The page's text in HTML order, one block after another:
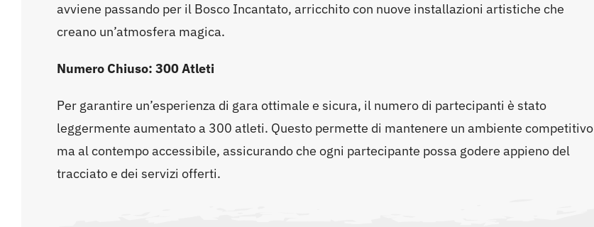
avviene passando per il Bosco Incantato, arricchito con nuove installazioni artistiche che
creano un’atmosfera magica.
Numero Chiuso: 300 Atleti
Per garantire un’esperienza di gara ottimale e sicura, il numero di partecipanti è stato
leggermente aumentato a 300 atleti. Questo permette di mantenere un ambiente competitivo
ma al contempo accessibile, assicurando che ogni partecipante possa godere appieno del
tracciato e dei servizi offerti.